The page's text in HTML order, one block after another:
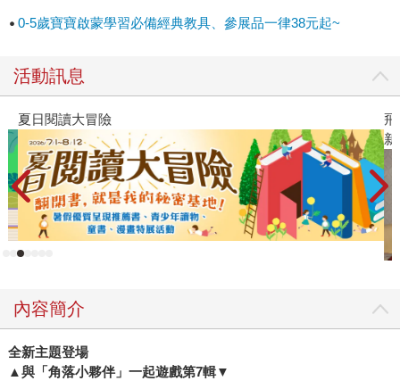
0-5歲寶寶啟蒙學習必備經典教具、參展品一律38元起~
活動訊息
夏日閱讀大冒險
飛
新
內容簡介
全新主題登場
▲與「角落小夥伴」一起遊戲第7輯▼